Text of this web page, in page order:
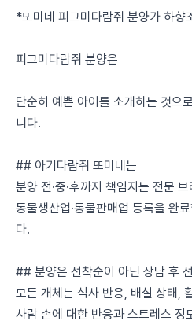
*또미네 피그미다람쥐 분양가 하향
피그미다람쥐 분양은
단순히 예쁜 아이를 소개하는 것으
니다.
## 아기다람쥐 또미네는
분양 전·중·후까지 책임지는 전문
동물생산업·동물판매업 등록을 완
다.
## 분양은 선착순이 아닌 상담 후
모든 개체는 식사 반응, 배설 상태,
사람 손에 대한 반응과 스트레스 정